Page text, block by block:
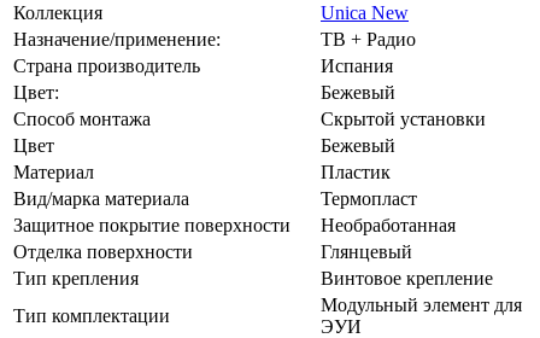
Коллекция
Unica New
Назначение/применение:
ТВ + Радио
Страна производитель
Испания
Цвет:
Бежевый
Способ монтажа
Скрытой установки
Цвет
Бежевый
Материал
Пластик
Вид/марка материала
Термопласт
Защитное покрытие поверхности
Необработанная
Отделка поверхности
Глянцевый
Тип крепления
Винтовое крепление
Тип комплектации
Модульный элемент для
ЭУИ